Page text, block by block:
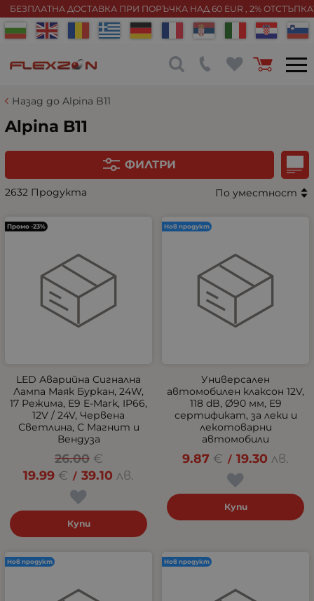
БЕЗПЛАТНА ДОСТАВКА ПРИ ПОРЪЧКА НАД 60 EUR , 2%
Назад до Alpina B11
Alpina B11
ФИЛТРИ
2632 Продукта По уместност
LED Аварийна Сигнална
Лампа Маяк Буркан, 24W,
17 Режима, E9 E-Mark, IP66,
12V / 24V, Червена
Светлина, С Магнит и
Вендуза
26.00 €
19.99 € / 39.10 лв.
Купи
Промо -23%
Универсален
автомобилен клаксон 12V,
118 dB, Ø90 мм, E9
сертификат, за леки и
лекотоварни
автомобили
9.87 € / 19.30 лв.
Купи
Нов продукт
Нов продукт Нов продукт